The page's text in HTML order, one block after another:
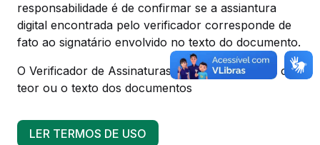
responsabilidade é de confirmar se a assiantura
digital encontrada pelo verificador corresponde de
fato ao signatário envolvido no texto do documento.
O Verificador de Assinaturas Digitais não analisa o
teor ou o texto dos documentos
LER TERMOS DE USO